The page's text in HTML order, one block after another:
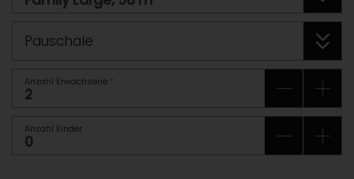
Pauschale
Anzahl Erwachsene *
Anzahl Kinder